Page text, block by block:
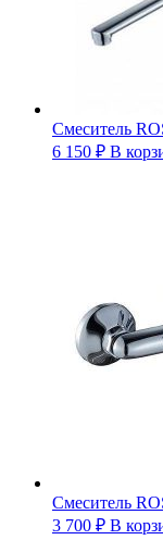
Смеситель
6 150 ₽ В
Смеситель
3 700 ₽ В